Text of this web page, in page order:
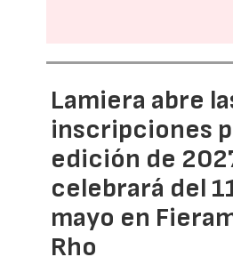
Lamiera abre
inscripciones
edición de
celebrará del
mayo en
Rho